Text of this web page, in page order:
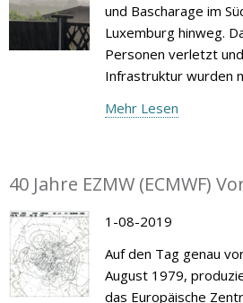
und Bascharage im
Luxemburg hinweg.
Personen verletzt
Infrastruktur wurden
Mehr Lesen
40 Jahre EZMW (ECMWF)
1-08-2019
Auf den Tag genau
August 1979,
das Europäische